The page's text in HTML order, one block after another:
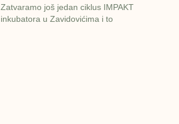
Zatvaramo još jedan ciklus IMPAKT
inkubatora u Zavidovićima i to